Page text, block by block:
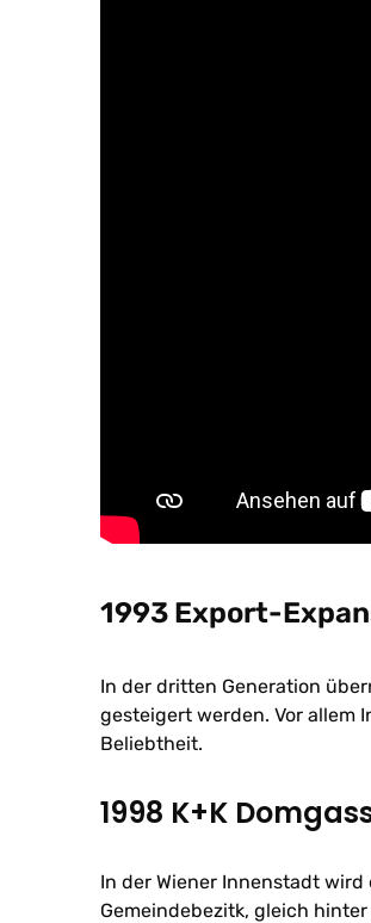
1993 Export-
In der dritten Generation
gesteigert werden. Vor allem
Beliebtheit.
1998 K+K
In der Wiener Innenstadt
Gemeindebezitk, gleich hinter